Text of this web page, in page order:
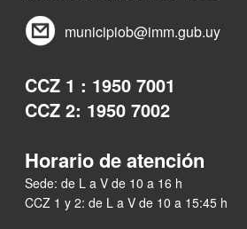
municipiob@imm.gub.uy
CCZ 1 : 1950 7001
CCZ 2: 1950 7002
Horario de atención
Sede: de L a V de 10 a 16 h
CCZ 1 y 2: de L a V de 10 a 15:45 h